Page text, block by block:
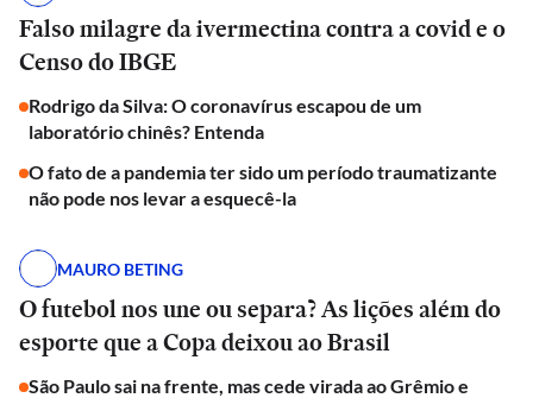
Falso milagre da ivermectina contra a covid e o
Censo do IBGE
Rodrigo da Silva: O coronavírus escapou de um
laboratório chinês? Entenda
O fato de a pandemia ter sido um período traumatizante
não pode nos levar a esquecê-la
MAURO BETING
O futebol nos une ou separa? As lições além do
esporte que a Copa deixou ao Brasil
São Paulo sai na frente, mas cede virada ao Grêmio e